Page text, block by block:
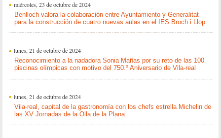
miércoles, 23 de octubre de 2024
Benlloch valora la colaboración entre Ayuntamiento y Generalitat
para la construcción de cuatro nuevas aulas en el IES Broch i Llop
lunes, 21 de octubre de 2024
Reconocimiento a la nadadora Sonia Mañas por su reto de las 100
piscinas olímpicas con motivo del 750.º Aniversario de Vila-real
lunes, 21 de octubre de 2024
Vila-real, capital de la gastronomía con los chefs estrella Michelin de
las XV Jornadas de la Olla de la Plana